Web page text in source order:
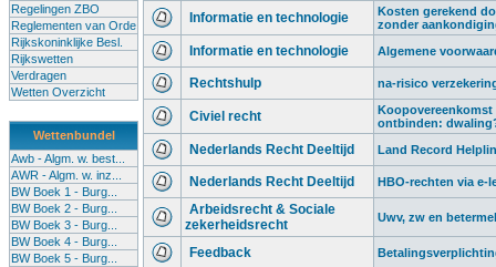
Regelingen ZBO
Reglementen van Orde
Rijkskoninklijke Besl.
Rijkswetten
Verdragen
Wetten Overzicht
Wettenbundel
Awb - Algm. w. best...
AWR - Algm. w. inz...
BW Boek 1 - Burg...
BW Boek 2 - Burg...
BW Boek 3 - Burg...
BW Boek 4 - Burg...
BW Boek 5 - Burg...
Informatie en technologie
Kosten gerekend
zonder
Informatie en technologie Algemene
Rechtshulp na-risico
Civiel recht
ontbinden:
Nederlands Recht Deeltijd Land Record
Nederlands Recht Deeltijd HBO-rechten via e-
Arbeidsrecht & Sociale
zekerheidsrecht
Uwv, zw en
Feedback